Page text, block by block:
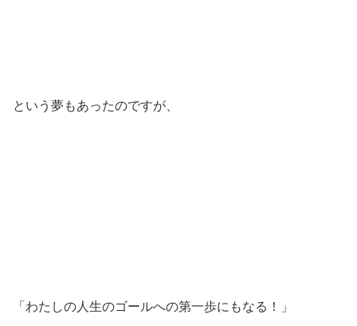
という夢もあったのですが、
「わたしの人生のゴールへの第一歩にもなる！」